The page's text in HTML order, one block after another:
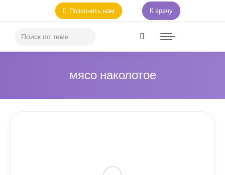
Позвонить нам К врачу
мясо наколотое